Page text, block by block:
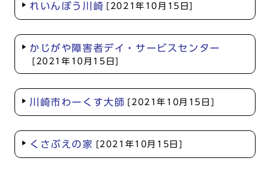
れいんぼう川崎 [2021年10月15日]
かじがや障害者デイ・サービスセンター
[2021年10月15日]
川崎市わーくす大師 [2021年10月15日]
くさぶえの家 [2021年10月15日]